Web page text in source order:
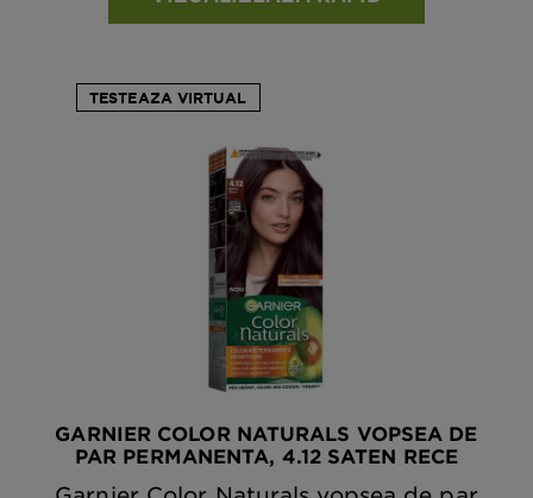
TESTEAZA VIRTUAL
GARNIER COLOR NATURALS VOPSEA DE
PAR PERMANENTA, 4.12 SATEN RECE